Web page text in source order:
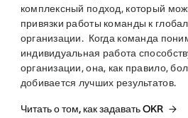
комплексный подход, который
привязки работы команды к
организации. Когда команда
индивидуальная работа
организации, она, как правило,
добивается лучших результатов.
Читать о том, как задавать OKR